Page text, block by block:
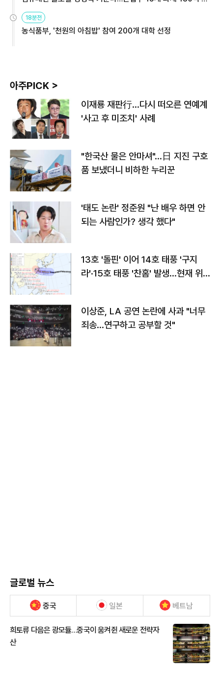
원
18분전
농식품부, '천원의 아침밥' 참여 200개 대학 선정
아주PICK >
이재룡 재판行…다시 떠오른 연예계
'사고 후 미조치' 사례
"한국산 물은 안마셔"…日 지진 구호
품 보냈더니 비하한 누리꾼
'태도 논란' 정준원 "난 배우 하면 안
되는 사람인가? 생각 했다"
13호 '돌핀' 이어 14호 태풍 '구지
라'·15호 태풍 '찬홈' 발생…현재 위
이상준, LA 공연 논란에 사과 "너무
죄송…연구하고 공부할 것"
글로벌 뉴스
중국 일본 베트남
희토류 다음은 광모듈…중국이 움켜쥔 새로운 전략자
산